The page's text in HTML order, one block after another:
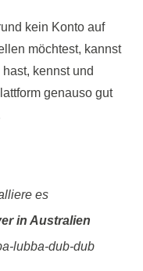
kein Konto auf
möchtest, kannst
kennst und
genauso gut
es
in Australien
lubba-dub-dub